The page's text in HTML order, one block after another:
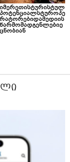
იმერეთისტურისტულ
პოტენციალსტუროპე
რატორებიდამედიის
წარმომადგენლებიე
ცნობიან